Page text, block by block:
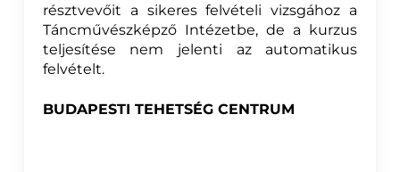
résztvevőit a sikeres felvételi vizsgához a
Táncművészképző Intézetbe, de a kurzus
teljesítése nem jelenti az automatikus
felvételt.
BUDAPESTI TEHETSÉG CENTRUM